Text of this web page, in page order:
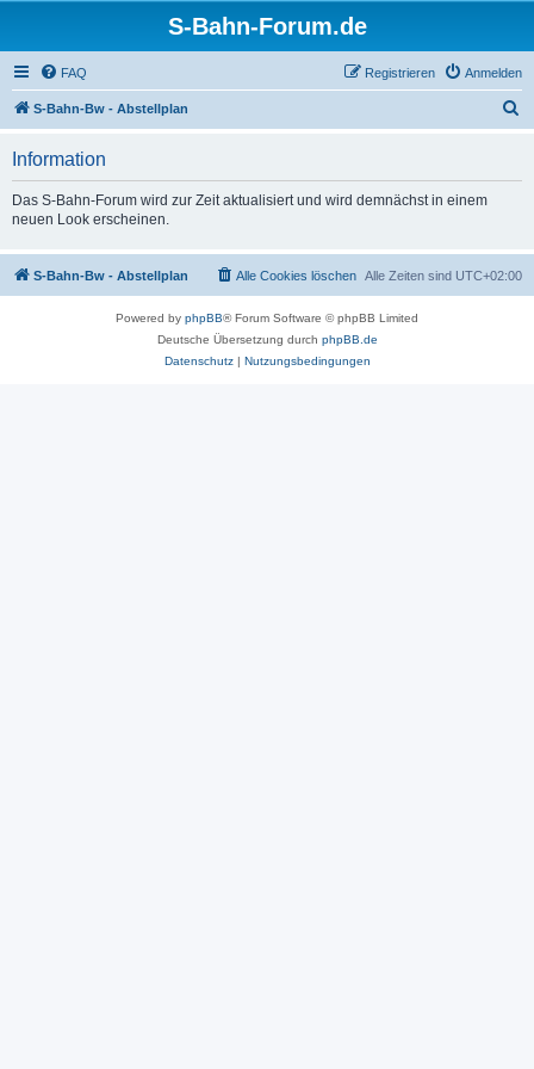
S-Bahn-Forum.de
FAQ Anmelden
Registrieren
S-Bahn-Bw - Abstellplan
Information
Das S-Bahn-Forum wird zur Zeit aktualisiert und wird demnächst in einem
neuen Look erscheinen.
S-Bahn-Bw - Abstellplan Alle Zeiten sind UTC+02:00
Alle Cookies löschen
Powered by phpBB® Forum Software © phpBB Limited
Deutsche Übersetzung durch phpBB.de
Datenschutz| Nutzungsbedingungen